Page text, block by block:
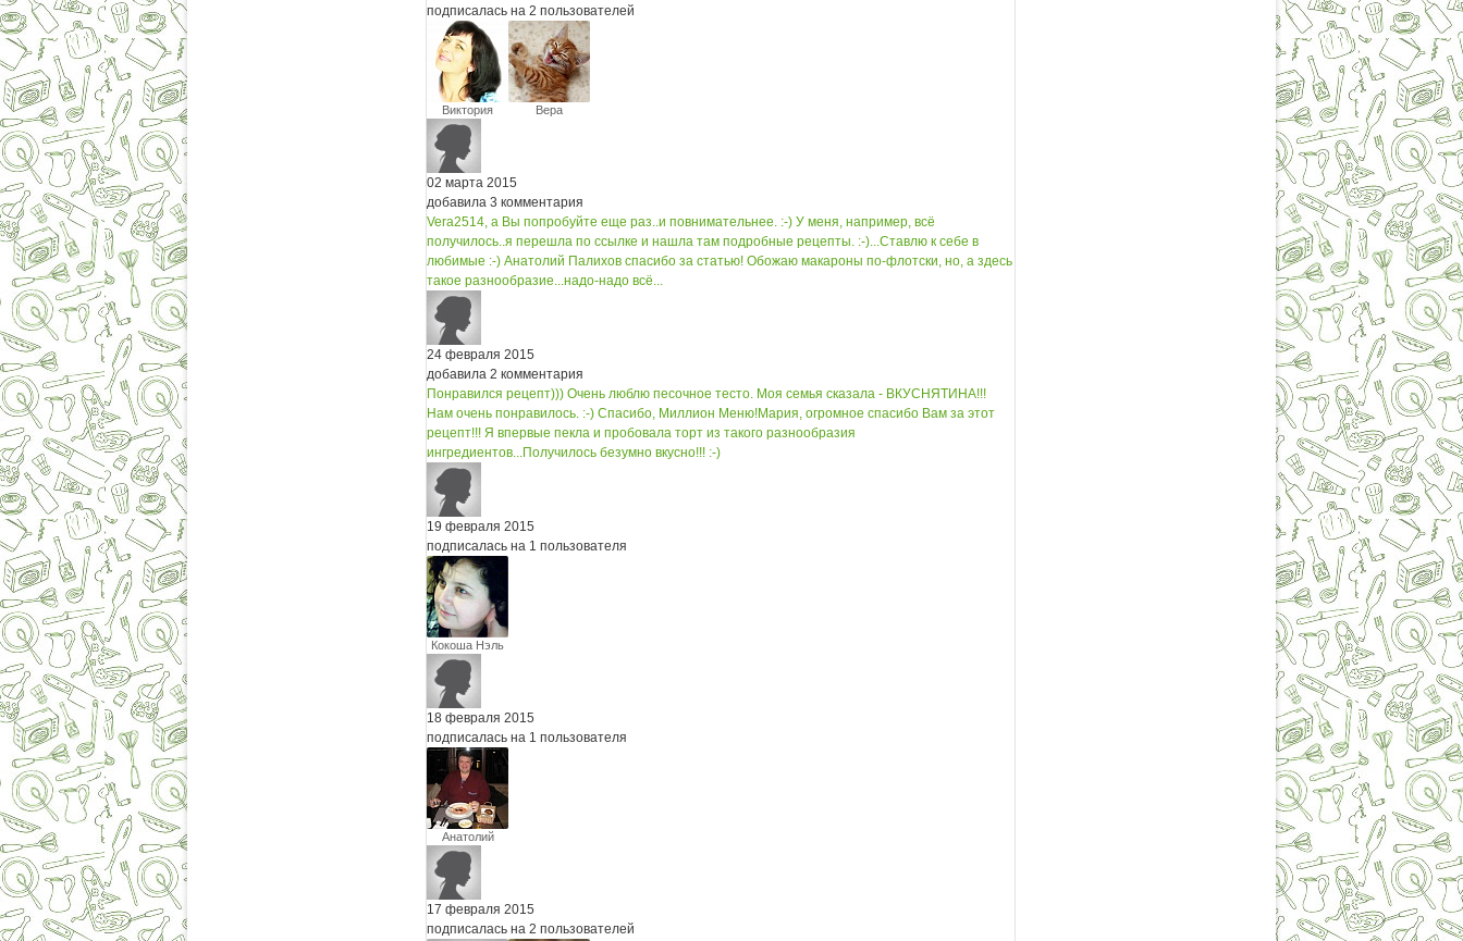
подписалась на 2 пользователей
Виктория
Рахубовская
Вера
02 марта 2015
добавила 3 комментария
Vera2514, а Вы попробуйте еще раз..и повнимательнее. :-) У меня, например, всё
получилось..я перешла по ссылке и нашла там подробные рецепты. :-)...Ставлю к себе в
любимые :-) Анатолий Палихов спасибо за статью! Обожаю макароны по-флотски, но, а здесь
такое разнообразие...надо-надо всё...
24 февраля 2015
добавила 2 комментария
Понравился рецепт))) Очень люблю песочное тесто. Моя семья сказала - ВКУСНЯТИНА!!!
Нам очень понравилось. :-) Спасибо, Миллион Меню!Мария, огромное спасибо Вам за этот
рецепт!!! Я впервые пекла и пробовала торт из такого разнообразия
ингредиентов...Получилось безумно вкусно!!! :-)
19 февраля 2015
подписалась на 1 пользователя
Кокоша Нэль
18 февраля 2015
подписалась на 1 пользователя
Анатолий
Палихов
17 февраля 2015
подписалась на 2 пользователей